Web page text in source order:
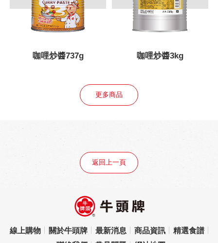
咖哩炒醬737g 咖哩炒醬3kg
更多商品
返回上一頁
線上購物 關於牛頭牌 最新消息 商品資訊
精選食譜